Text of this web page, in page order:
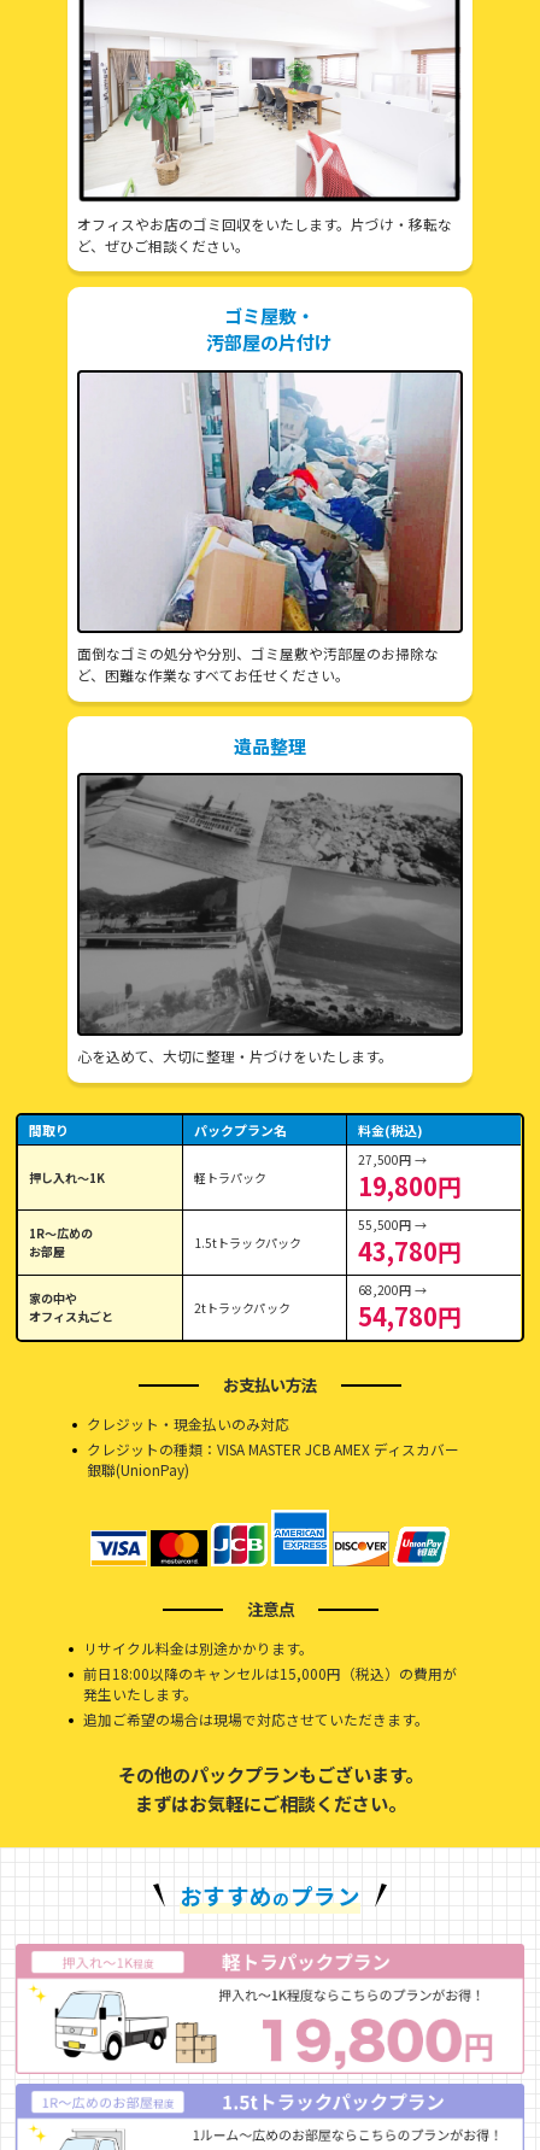
オフィスやお店のゴミ回収をいたします。片づけ・移転な
ど、ぜひご相談ください。
ゴミ屋敷・
汚部屋の片付け
面倒なゴミの処分や分別、ゴミ屋敷や汚部屋のお掃除な
ど、困難な作業なすべてお任せください。
遺品整理
心を込めて、大切に整理・片づけをいたします。
間取り パックプラン名 料金(税込)
押し入れ〜1K 軽トラパック
27,500円 →
19,800円
1R〜広めの
お部屋
1.5tトラックパック
55,500円 →
43,780円
家の中や
オフィス丸ごと
2tトラックパック
68,200円 →
54,780円
お支払い方法
クレジット・現金払いのみ対応
クレジットの種類：VISA MASTER JCB AMEX ディスカバー
銀聯(UnionPay)
注意点
リサイクル料金は別途かかります。
前日18:00以降のキャンセルは15,000円（税込）の費用が
発生いたします。
追加ご希望の場合は現場で対応させていただきます。
その他のパックプランもございます。
まずはお気軽にご相談ください。
おすすめのプラン